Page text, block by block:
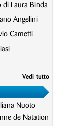
di Laura Binda
Angelini
Cametti
Vedi tutto
Nuoto
de Natation